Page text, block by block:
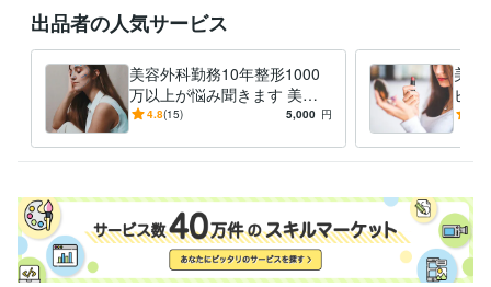
出品者の人気サービス
美容外科勤務10年整形1000
万以上が悩み聞きます 美容
整形のお悩み・疑問のお力に
4.8(15) 5,000 円
美容
ピー
整形